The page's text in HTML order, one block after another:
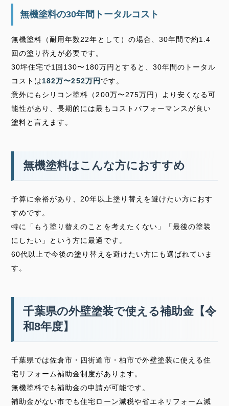
無機塗料の30年間トータルコスト
無機塗料（耐用年数22年として）の場合、30年間で約1.4
回の塗り替えが必要です。
30坪住宅で1回130〜180万円とすると、30年間のトータル
コストは182万〜252万円 です。
意外にもシリコン塗料（200万〜275万円）より安くなる可
能性があり、長期的には最もコストパフォーマンスが良い
塗料と言えます。
無機塗料はこんな方におすすめ
予算に余裕があり、20年以上塗り替えを避けたい方におす
すめです。
特に「もう塗り替えのことを考えたくない」「最後の塗装
にしたい」という方に最適です。
60代以上で今後の塗り替えを避けたい方にも選ばれていま
す。
千葉県の外壁塗装で使える補助金【令
和8年度】
千葉県では佐倉市・四街道市・柏市で外壁塗装に使える住
宅リフォーム補助金制度があります。
無機塗料でも補助金の申請が可能です。
補助金がない市でも住宅ローン減税や省エネリフォーム減